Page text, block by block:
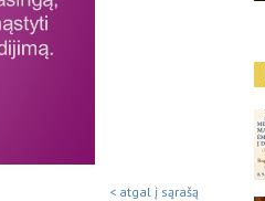
< atgal į sąrašą